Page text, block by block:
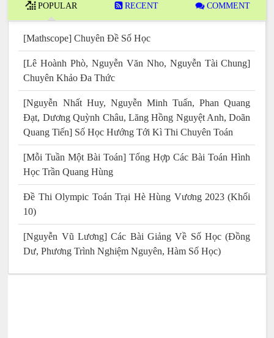
POPULAR RECENT COMMENT
[Mathscope] Chuyên Đề Số Học
[Lê Hoành Phò, Nguyễn Văn Nho, Nguyễn Tài Chung]
Chuyên Khảo Đa Thức
[Nguyễn Nhất Huy, Nguyễn Minh Tuấn, Phan Quang
Đạt, Dương Quỳnh Châu, Lăng Hồng Nguyệt Anh, Doãn
Quang Tiến] Số Học Hướng Tới Kì Thi Chuyên Toán
[Mỗi Tuần Một Bài Toán] Tổng Hợp Các Bài Toán Hình
Học Trần Quang Hùng
Đề Thi Olympic Toán Trại Hè Hùng Vương 2023 (Khối
10)
[Nguyễn Vũ Lương] Các Bài Giảng Về Số Học (Đồng
Dư, Phương Trình Nghiệm Nguyên, Hàm Số Học)